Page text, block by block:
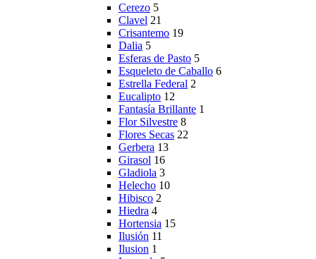
Cerezo 5
Clavel 21
Crisantemo 19
Dalia 5
Esferas de Pasto 5
Esqueleto de Caballo 6
Estrella Federal 2
Eucalipto 12
Fantasía Brillante 1
Flor Silvestre 8
Flores Secas 22
Gerbera 13
Girasol 16
Gladiola 3
Helecho 10
Hibisco 2
Hiedra 4
Hortensia 15
Ilusión 11
Ilusion 1